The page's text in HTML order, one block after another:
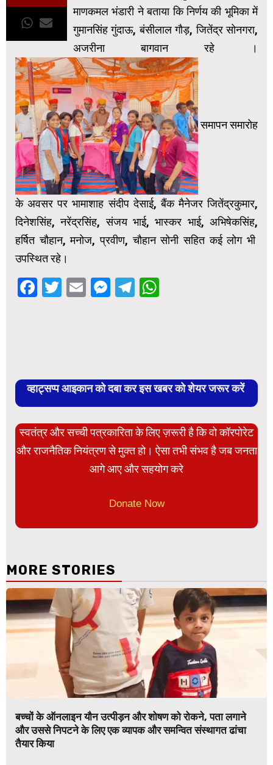
माणकमल भंडारी ने बताया कि निर्णय की भूमिका में
गुमानसिंह गुंदाऊ, बंसीलाल गौड़, जितेंद्र सोनगरा,
अजरीना बागवान रहे ।
समापन समारोह
के अवसर पर भामाशाह संदीप देसाई, बैंक मैनेजर जितेंद्रकुमार,
दिनेशसिंह, नरेंद्रसिंह, संजय भाई, भास्कर भाई, अभिषेकसिंह,
हर्षित चौहान, मनोज, प्रवीण, चौहान सोनी सहित कई लोग भी
उपस्थित रहे।
Facebook
Twitter
EmailMessenger
Telegram
व्हाट्सप्प आइकान को दबा कर इस खबर को शेयर जरूर करें
स्वतंत्र और सच्ची पत्रकारिता के लिए ज़रूरी है कि वो कॉरपोरेट
और राजनैतिक नियंत्रण से मुक्त हो। ऐसा तभी संभव है जब जनता
आगे आए और सहयोग करे
Donate Now
MORE STORIES
बच्चों के ऑनलाइन यौन उत्पीड़न और शोषण को रोकने, पता लगाने
और उससे निपटने के लिए एक व्यापक और समन्वित संस्थागत ढांचा
तैयार किया